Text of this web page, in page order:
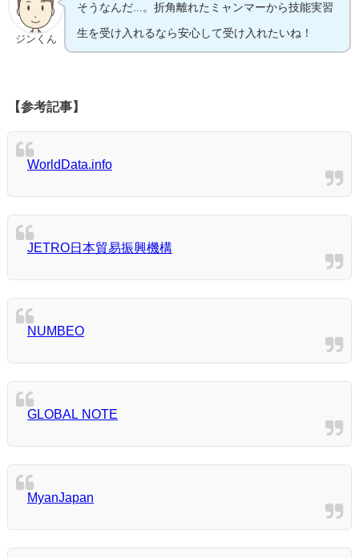
ジンくん
そうなんだ...。折角離れたミャンマーから技能実習
生を受け入れるなら安心して受け入れたいね！
【参考記事】
WorldData.info
JETRO日本貿易振興機構
NUMBEO
GLOBAL NOTE
MyanJapan